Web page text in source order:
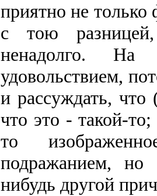
приятно не
с тою
ненадолго. На
удовольствием,
и рассуждать, что
что это - такой-
то
подражанием, но
нибудь другой